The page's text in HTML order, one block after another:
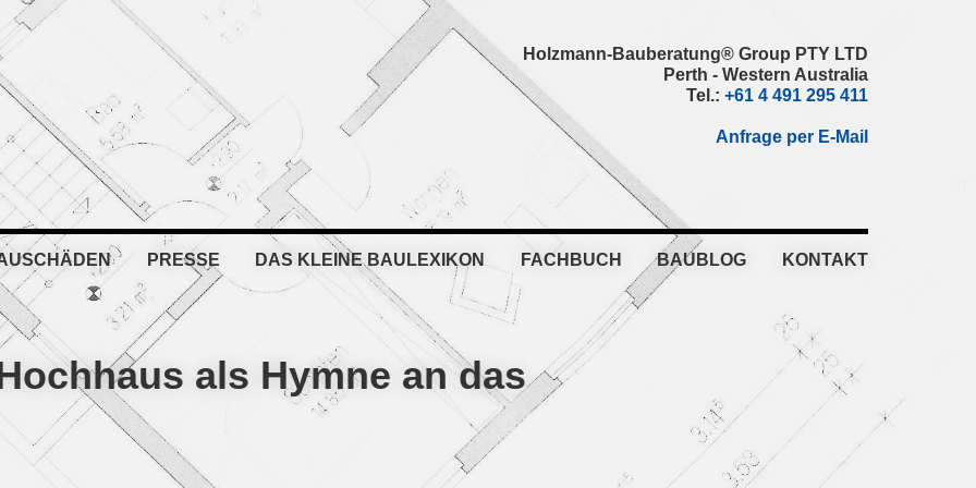
Holzmann-Bauberatung® Group PTY LTD
Perth - Western Australia
Tel.: +61 4 491 295 411
Anfrage per E-Mail
PRESSE DAS KLEINE BAULEXIKON FACHBUCH BAUBLOG KONTAKT
als Hymne an das